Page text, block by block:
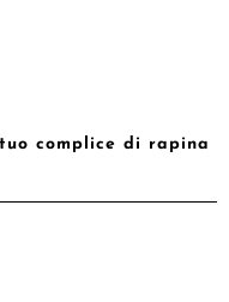
complice di rapina